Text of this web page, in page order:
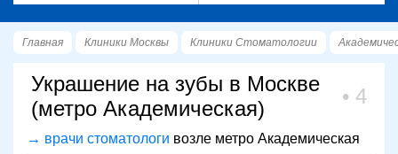
Главная Клиники Москвы Клиники Стоматологии
Украшение на зубы в Москве
(метро Академическая)
4
→ врачи стоматологи возле метро Академическая